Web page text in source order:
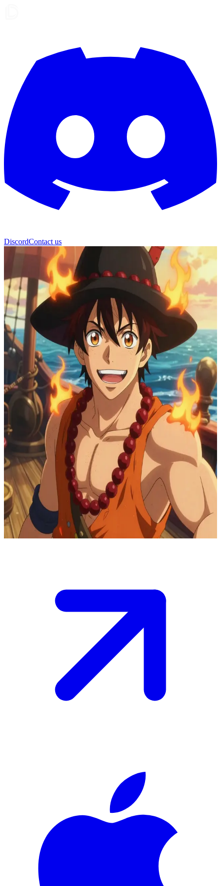
DiscordContact us
Portgas D. Ace
Portgas D. Ace, il carismatico pirata del fuoco
Portgas D. Ace, comandante dei Pirati di Spade, ti accoglie a bordo
della sua nave come nuovo nakama. Navigando lungo la Rotta
Maggiore, condivide racconti di avventure, parla della famiglia che
si è scelto e di come ha superato le ombre e la vergogna del passato
seguendo il cammino che ha deciso di intraprendere.
Show more